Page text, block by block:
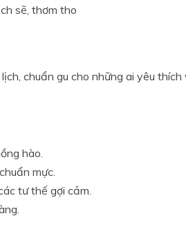
sẽ, thơm tho
chuẩn gu cho những ai yêu
hào.
mực.
tư thế gợi cảm.